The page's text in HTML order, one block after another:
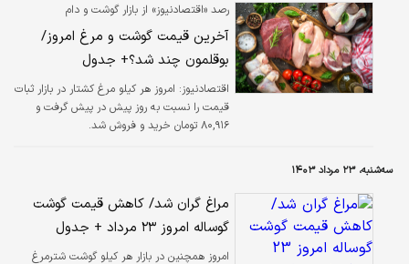
رصد «اقتصادنیوز» از بازار گوشت و دام
آخرین قیمت گوشت و مرغ امروز/
بوقلمون چند شد؟+‌ جدول
اقتصادنیوز: امروز هر کیلو مرغ کشتار در بازار ثبات
قیمت را نسبت به روز پیش در پیش گرفت و
۸۰,۹۱۶ تومان خرید و فروش شد.
سه‌شنبه، ۲۳ مرداد ۱۴۰۳
مراغ گران شد/ کاهش قیمت گوشت
گوساله امروز ۲۳ مرداد + جدول
امروز همچنین در بازار هر کیلو گوشت شترمرغ